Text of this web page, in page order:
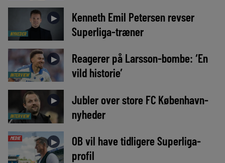
NYHEDER
►
Kenneth Emil Petersen revser
Superliga-træner
INTERVIEW
►
Reagerer på Larsson-bombe: ‘En
vild historie’
INTERVIEW
►
Jubler over store FC København-
nyheder
MEDIE ►
OB vil have tidligere Superliga-
profil